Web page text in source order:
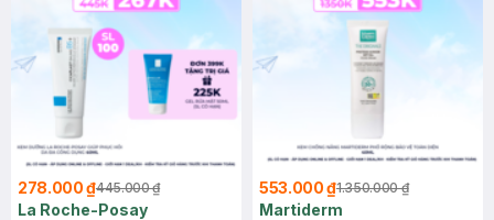
278.000 ₫445.000 ₫
La Roche-Posay
553.000 ₫1.350.000 ₫
Martiderm